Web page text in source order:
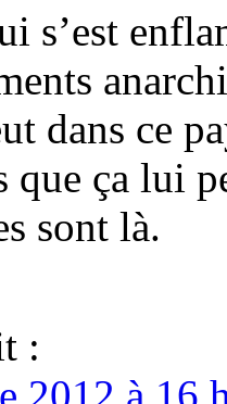
s’est
dans ce
que ça lui
sont là.
: